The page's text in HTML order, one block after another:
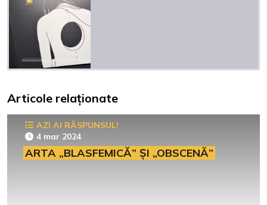
Articole relaționate
AZI AI RĂSPUNSUL!
4 mar 2024
ARTA „BLASFEMICĂ” ȘI „OBSCENĂ”